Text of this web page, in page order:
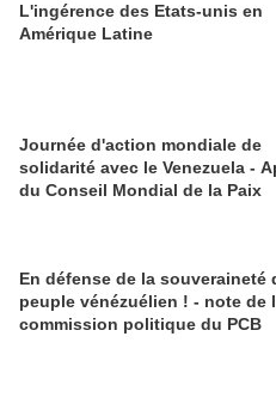
L'ingérence des Etats-unis en
Amérique Latine
Journée d'action mondiale de
solidarité avec le Venezuela -
du Conseil Mondial de la Paix
En défense de la souveraineté
peuple vénézuélien ! - note de
commission politique du PCB